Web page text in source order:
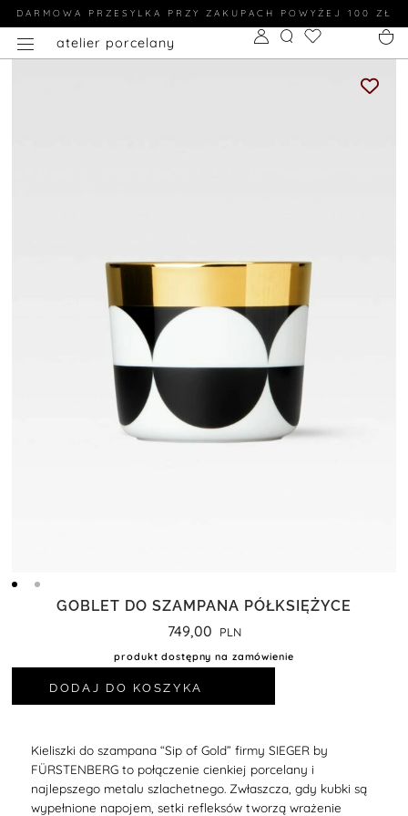
DARMOWA PRZESYLKA PRZY ZAKUPACH POWYŻEJ 100 ZŁ
atelier porcelany
GOBLET DO SZAMPANA PÓŁKSIĘŻYCE
749,00
produkt dostępny na zamówienie
DODAJ DO KOSZYKA
Kieliszki do szampana “Sip of Gold” firmy SIEGER by
FÜRSTENBERG to połączenie cienkiej porcelany i
najlepszego metalu szlachetnego. Zwłaszcza, gdy kubki są
wypełnione napojem, setki refleksów tworzą wrażenie